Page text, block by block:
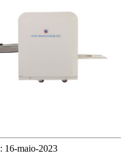
16-maio-2023